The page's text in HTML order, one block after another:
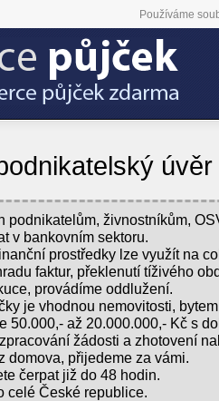
Používáme
podnikatelům, živnostníkům,
v bankovním sektoru.
prostředky lze využít na
faktur, překlenutí tíživého
provádíme oddlužení.
je vhodnou nemovitosti,
50.000,- až 20.000.000,- Kč s
žádosti a zhotovení
domova, přijedeme za vámi.
čerpat již do 48 hodin.
celé České republice.